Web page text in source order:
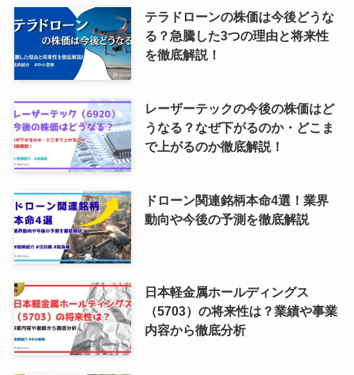
テラドローンの株価は今後どうな
る？急騰した3つの理由と将来性
を徹底解説！
レーザーテックの今後の株価はど
うなる？なぜ下がるのか・どこま
で上がるのか徹底解説！
ドローン関連銘柄本命4選！業界
動向や今後の予測を徹底解説
日本軽金属ホールディングス
（5703）の将来性は？業績や事業
内容から徹底分析